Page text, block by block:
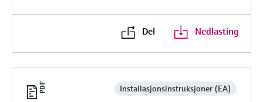
Del Nedlasting
Installasjonsinstruksjoner (EA)